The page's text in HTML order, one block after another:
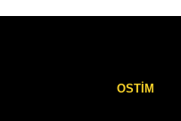
OSTİM